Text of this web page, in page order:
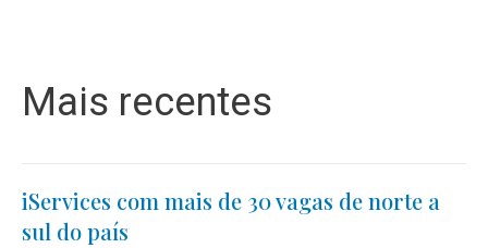
Mais recentes
iServices com mais de 30 vagas de norte a
sul do país